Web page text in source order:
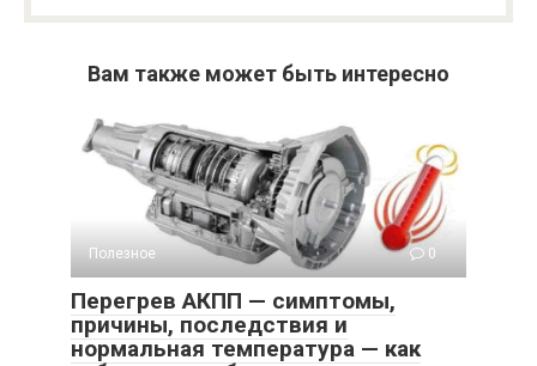
Вам также может быть интересно
Полезное 0
Перегрев АКПП — симптомы,
причины, последствия и
нормальная температура — как